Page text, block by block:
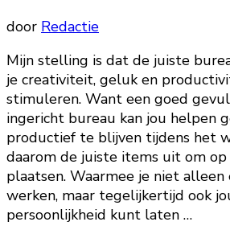
door Redactie
Mijn stelling is dat de juiste
je creativiteit, geluk en
stimuleren. Want een goed
ingericht bureau kan jou helpen
productief te blijven tijdens het
daarom de juiste items uit om
plaatsen. Waarmee je niet
werken, maar tegelijkertijd ook
persoonlijkheid kunt laten …